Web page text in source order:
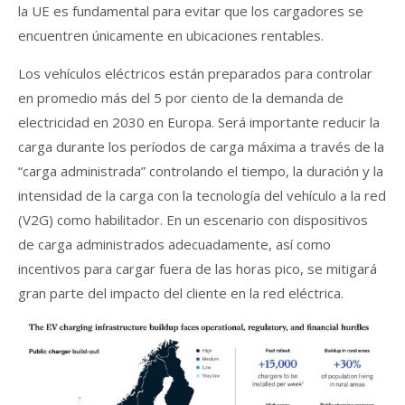
la UE es fundamental para evitar que los cargadores se
encuentren únicamente en ubicaciones rentables.
Los vehículos eléctricos están preparados para controlar
en promedio más del 5 por ciento de la demanda de
electricidad en 2030 en Europa. Será importante reducir la
carga durante los períodos de carga máxima a través de la
“carga administrada” controlando el tiempo, la duración y la
intensidad de la carga con la tecnología del vehículo a la red
(V2G) como habilitador. En un escenario con dispositivos
de carga administrados adecuadamente, así como
incentivos para cargar fuera de las horas pico, se mitigará
gran parte del impacto del cliente en la red eléctrica.